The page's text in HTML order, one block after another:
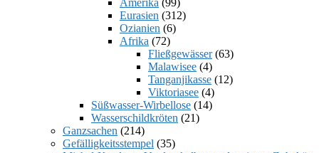
Amerika (99)
Eurasien (312)
Ozianien (6)
Afrika (72)
Fließgewässer (63)
Malawisee (4)
Tanganjikasse (12)
Viktoriasee (4)
Süßwasser-Wirbellose (14)
Wasserschildkröten (21)
Ganzsachen (214)
Gefälligkeitsstempel (35)